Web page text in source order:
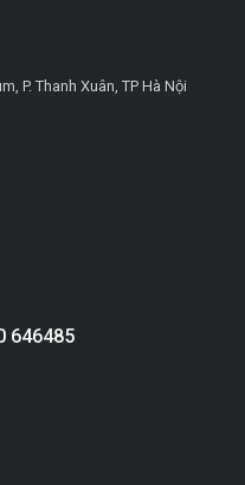
P. Thanh Xuân, TP Hà Nội
646485